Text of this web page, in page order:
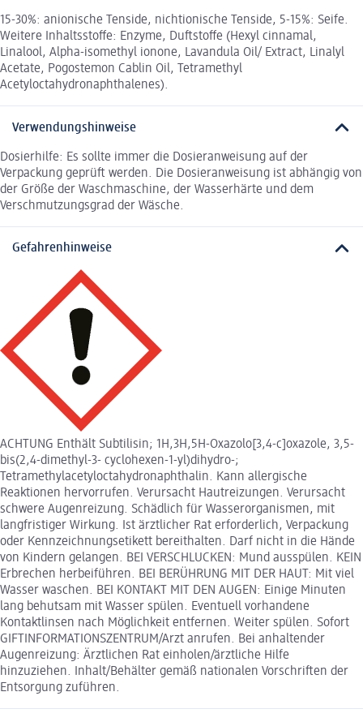
15-30%: anionische Tenside, nichtionische Tenside, 5-15%: Seife.
Weitere Inhaltsstoffe: Enzyme, Duftstoffe (Hexyl cinnamal,
Linalool, Alpha-isomethyl ionone, Lavandula Oil/ Extract, Linalyl
Acetate, Pogostemon Cablin Oil, Tetramethyl
Acetyloctahydronaphthalenes).
Verwendungshinweise
Dosierhilfe: Es sollte immer die Dosieranweisung auf der
Verpackung geprüft werden. Die Dosieranweisung ist abhängig von
der Größe der Waschmaschine, der Wasserhärte und dem
Verschmutzungsgrad der Wäsche.
Gefahrenhinweise
ACHTUNG Enthält Subtilisin; 1H,3H,5H-Oxazolo[3,4-c]oxazole, 3,5-
bis(2,4-dimethyl-3- cyclohexen-1-yl)dihydro-;
Tetramethylacetyloctahydronaphthalin. Kann allergische
Reaktionen hervorrufen. Verursacht Hautreizungen. Verursacht
schwere Augenreizung. Schädlich für Wasserorganismen, mit
langfristiger Wirkung. Ist ärztlicher Rat erforderlich, Verpackung
oder Kennzeichnungsetikett bereithalten. Darf nicht in die Hände
von Kindern gelangen. BEI VERSCHLUCKEN: Mund ausspülen. KEIN
Erbrechen herbeiführen. BEI BERÜHRUNG MIT DER HAUT: Mit viel
Wasser waschen. BEI KONTAKT MIT DEN AUGEN: Einige Minuten
lang behutsam mit Wasser spülen. Eventuell vorhandene
Kontaktlinsen nach Möglichkeit entfernen. Weiter spülen. Sofort
GIFTINFORMATIONSZENTRUM/Arzt anrufen. Bei anhaltender
Augenreizung: Ärztlichen Rat einholen/ärztliche Hilfe
hinzuziehen. Inhalt/Behälter gemäß nationalen Vorschriften der
Entsorgung zuführen.